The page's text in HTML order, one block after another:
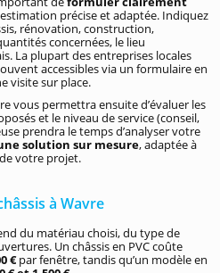
précise et adaptée. Indiquez
rénovation, construction,
concernées, le lieu
La plupart des entreprises locales
accessibles via un formulaire en
visite sur place.
vous permettra ensuite d’évaluer les
et le niveau de service (conseil,
prendra le temps d’analyser votre
solution sur mesure, adaptée à
votre projet.
à Wavre
du matériau choisi, du type de
Un châssis en PVC coûte
€par fenêtre, tandis qu’un modèle en